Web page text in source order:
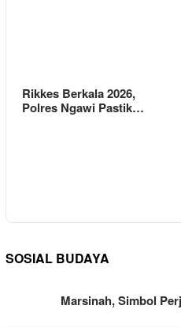
Rikkes Berkala 2026,
Polres Ngawi Pastik…
SOSIAL BUDAYA
Marsinah, Simbol